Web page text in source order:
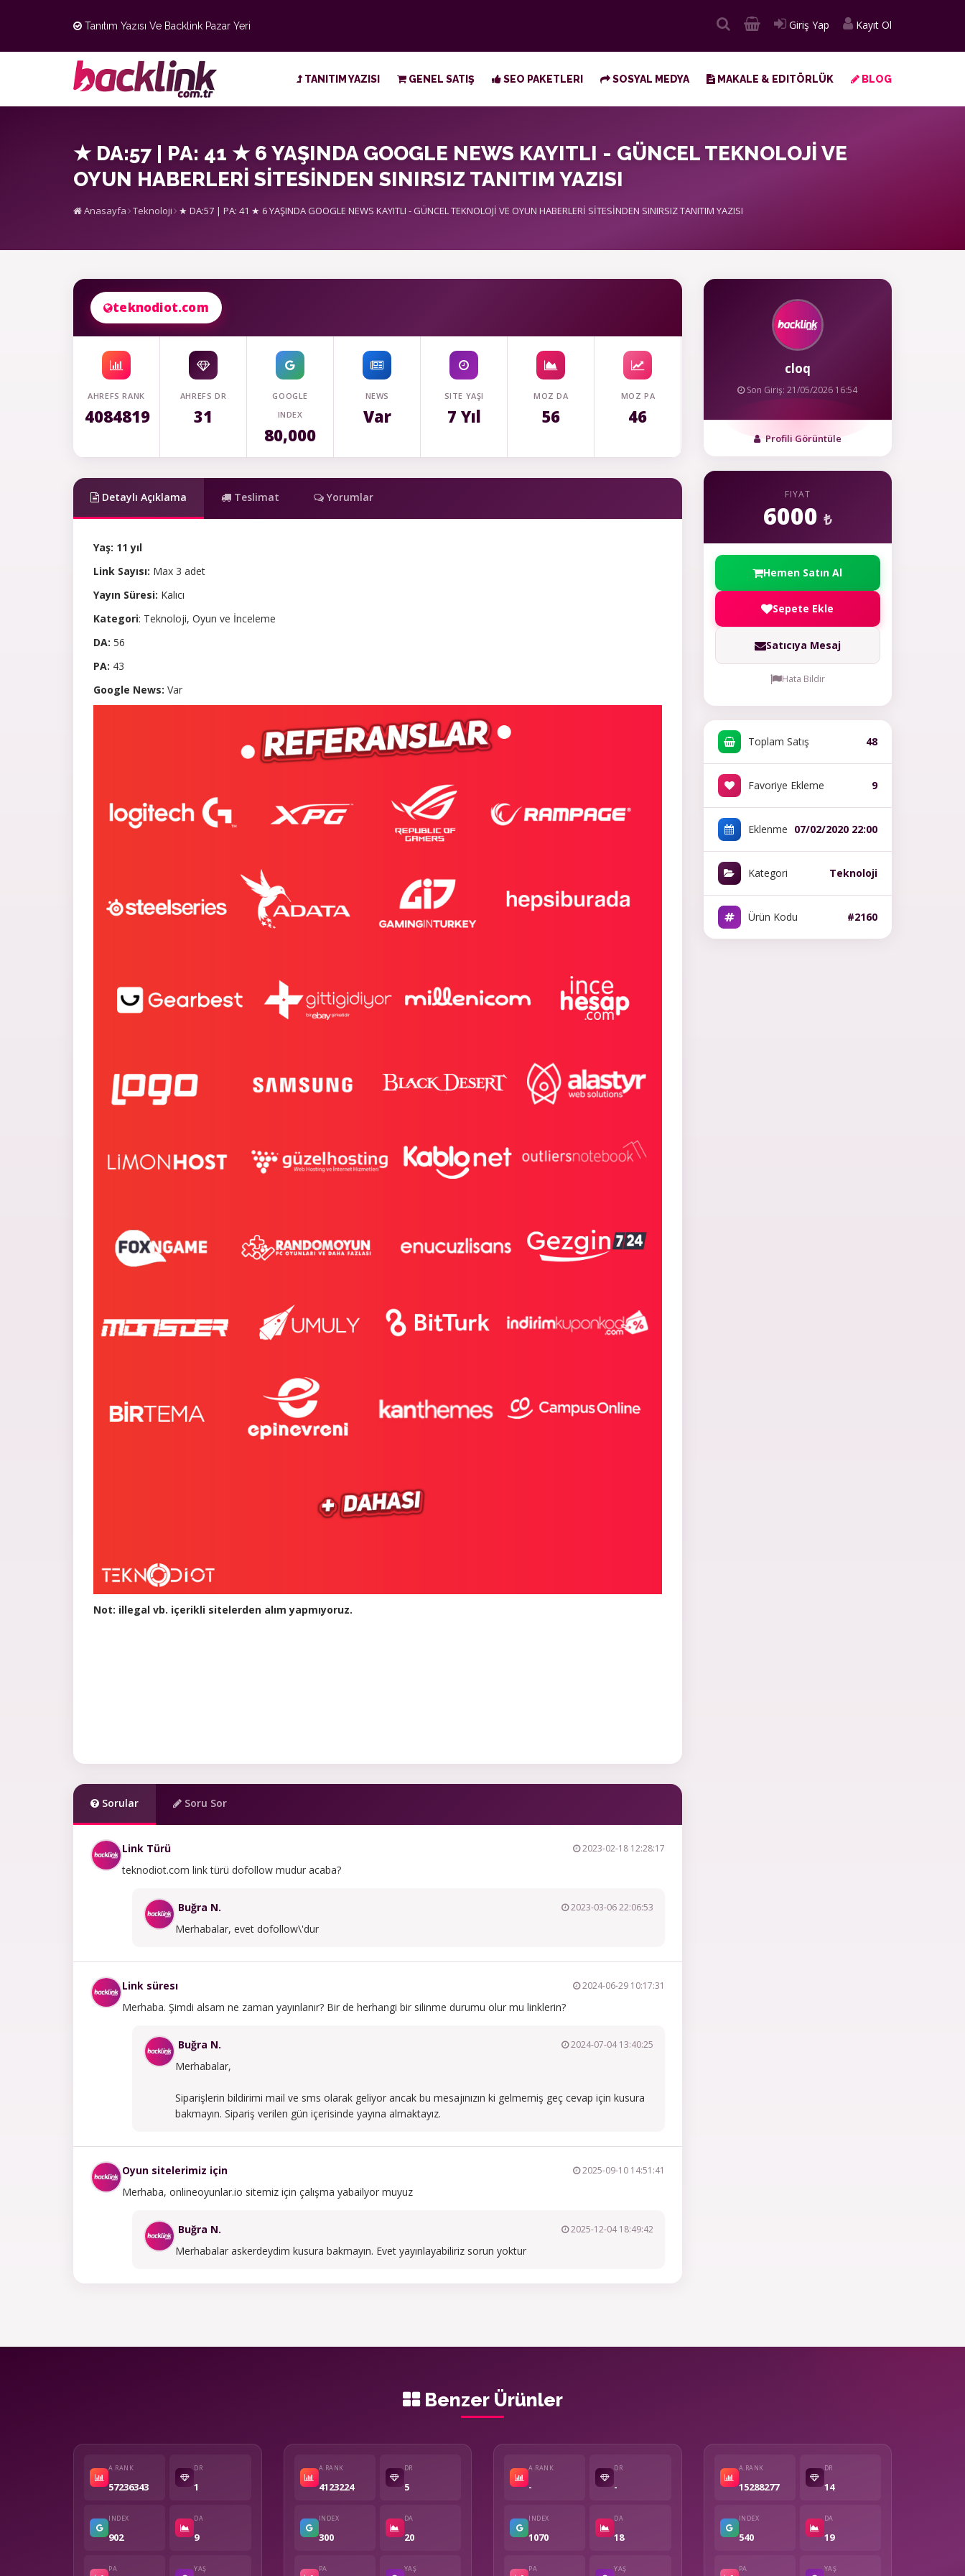
Tanıtım Yazısı Ve Backlink Pazar Yeri Giriş Yap Kayıt Ol
TANITIM YAZISI GENEL SATIŞ SEO PAKETLERI SOSYAL MEDYA MAKALE & EDITÖRLÜK BLOG
★ DA:57 | PA: 41 ★ 6 YAŞINDA GOOGLE NEWS KAYITLI - GÜNCEL TEKNOLOJİ VE
OYUN HABERLERİ SİTESİNDEN SINIRSIZ TANITIM YAZISI
Anasayfa Teknoloji ★ DA:57 | PA: 41 ★ 6 YAŞINDA GOOGLE NEWS KAYITLI - GÜNCEL TEKNOLOJİ VE OYUN HABERLERİ SİTESİNDEN SINIRSIZ TANITIM YAZISI
teknodiot.com
AHREFS RANK
4084819
AHREFS DR
31
GOOGLE
INDEX
80,000
NEWS
Var
SITE YAŞI
7 Yıl
MOZ DA
56
MOZ PA
46
Detaylı Açıklama Teslimat Yorumlar
Yaş: 11 yıl
Link Sayısı: Max 3 adet
Yayın Süresi: Kalıcı
Kategori: Teknoloji, Oyun ve İnceleme
DA: 56
PA: 43
Google News: Var
Not: illegal vb. içerikli sitelerden alım yapmıyoruz.
Sorular Soru Sor
Link Türü 2023-02-18 12:28:17
teknodiot.com link türü dofollow mudur acaba?
Buğra N. 2023-03-06 22:06:53
Merhabalar, evet dofollow\'dur
Link süresı 2024-06-29 10:17:31
Merhaba. Şimdi alsam ne zaman yayınlanır? Bir de herhangi bir silinme durumu olur mu linklerin?
Buğra N. 2024-07-04 13:40:25
Merhabalar,
Siparişlerin bildirimi mail ve sms olarak geliyor ancak bu mesajınızın ki gelmemiş geç cevap için kusura
bakmayın. Sipariş verilen gün içerisinde yayına almaktayız.
Oyun sitelerimiz için 2025-09-10 14:51:41
Merhaba, onlineoyunlar.io sitemiz için çalışma yabailyor muyuz
Buğra N. 2025-12-04 18:49:42
Merhabalar askerdeydim kusura bakmayın. Evet yayınlayabiliriz sorun yoktur
cloq
Son Giriş: 21/05/2026 16:54
Profili Görüntüle
FIYAT
6000₺
Hemen Satın Al
Sepete Ekle
Satıcıya Mesaj
Hata Bildir
Toplam Satış 48
Favoriye Ekleme 9
Eklenme 07/02/2020 22:00
Kategori Teknoloji
Ürün Kodu #2160
Benzer Ürünler
A.RANK
57236343
DR
1
INDEX
902
DA
9
PA YAŞ
A.RANK
4123224
DR
5
INDEX
300
DA
20
PA YAŞ
A.RANK
-
DR
-
INDEX
1070
DA
18
PA YAŞ
A.RANK
15288277
DR
14
INDEX
540
DA
19
PA YAŞ